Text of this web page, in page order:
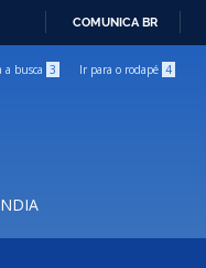
COMUNICA BR
a busca 3 Ir para o rodapé 4